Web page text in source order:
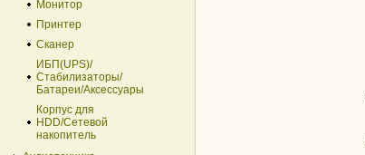
Монитор
Принтер
Сканер
ИБП(UPS)/
Стабилизаторы/
Батареи/Аксессуары
Корпус для
HDD/Cетевой
накопитель